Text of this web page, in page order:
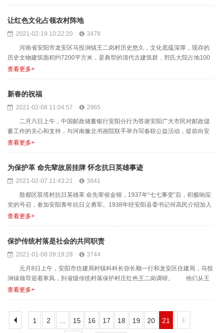
让红色文化占领农村阵地
2021-02-19 10:22:20
3478
河南省安阳市龙安区马投涧镇王二岗村历史悠久，文化底蕴深厚，现存的
历史文物建筑面积约7200平方米，是典型的清代古建筑群，邢氏大院占地100
余亩，大都属于清代......
查看更多+
新春的祝福
2021-02-08 11:04:57
2965
二月六日上午，中国邮政储蓄银行安阳分行为答谢安阳广大市民对邮政儲
蓄工作的关心和支持，与河南豫北书画院联手举办写春联公益活动，提前向安
阳人民送去新春的祝福。 ......
查看更多+
为保护革 命先辈故居挂牌 怀念抗日英雄事迹
2021-02-07 11:43:21
3841
殷都区双塔村抗日英雄革 命先辈侯金镕，1937年“七七事变”后，积极响应
党的号召，参加安阳青年抗日义勇军。1938年经安阳县委书记何高民介绍加入
中国共 产党......
查看更多+
保护传统村落是社会的共同职责
2021-01-08 09:19:28
3744
元月8日上午，安阳市住建局村镇科科长弥长顺一行和龙安区住建局，马投
涧镇领导迎着寒风，到省级传统村落保护村庄红色王二岗调研。 他们从王
二岗村邢真故居的修复，......
查看更多+
1 2 15 16 17 18 19 20 21